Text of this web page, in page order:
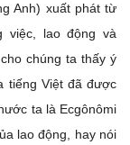
Anh) xuất phát từ
việc, lao động và
chúng ta thấy ý
tiếng Việt đã được
ta là Ecgônômi
lao động, hay nói